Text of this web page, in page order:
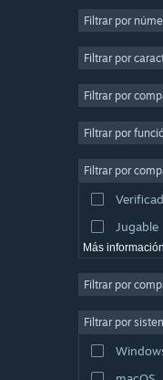
Casuales
Edición
Filtrar por
Filtrar por
Filtrar por
Filtrar por
Filtrar por
Jugable
Más información
Filtrar por
Filtrar por